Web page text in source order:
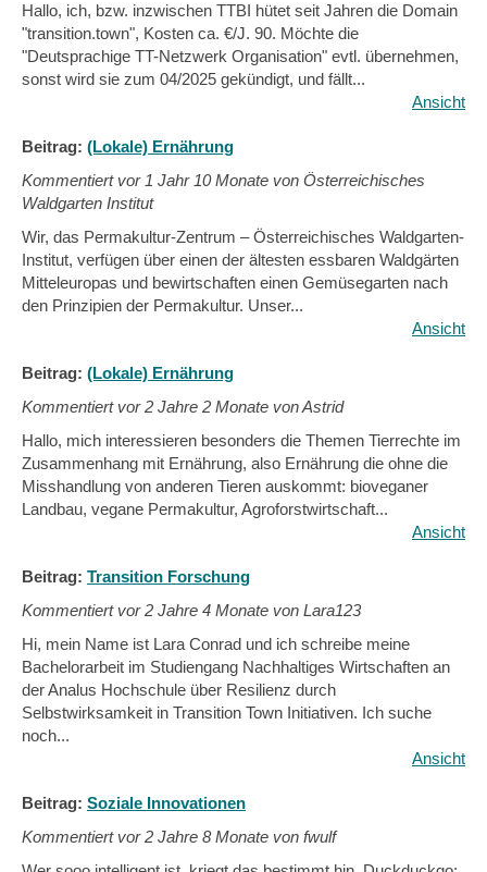
Hallo, ich, bzw. inzwischen TTBI hütet seit Jahren die Domain
"transition.town", Kosten ca. €/J. 90. Möchte die
"Deutsprachige TT-Netzwerk Organisation" evtl. übernehmen,
sonst wird sie zum 04/2025 gekündigt, und fällt...
Ansicht
Beitrag: (Lokale) Ernährung
Kommentiert vor 1 Jahr 10 Monate von Österreichisches
Waldgarten Institut
Wir, das Permakultur-Zentrum – Österreichisches Waldgarten-
Institut, verfügen über einen der ältesten essbaren Waldgärten
Mitteleuropas und bewirtschaften einen Gemüsegarten nach
den Prinzipien der Permakultur. Unser...
Ansicht
Beitrag: (Lokale) Ernährung
Kommentiert vor2 Jahre 2 Monate von Astrid
Hallo, mich interessieren besonders die Themen Tierrechte im
Zusammenhang mit Ernährung, also Ernährung die ohne die
Misshandlung von anderen Tieren auskommt: bioveganer
Landbau, vegane Permakultur, Agroforstwirtschaft...
Ansicht
Beitrag: Transition Forschung
Kommentiert vor2 Jahre 4 Monate von Lara123
Hi, mein Name ist Lara Conrad und ich schreibe meine
Bachelorarbeit im Studiengang Nachhaltiges Wirtschaften an
der Analus Hochschule über Resilienz durch
Selbstwirksamkeit in Transition Town Initiativen. Ich suche
noch...
Ansicht
Beitrag: Soziale Innovationen
Kommentiert vor2 Jahre 8 Monate von fwulf